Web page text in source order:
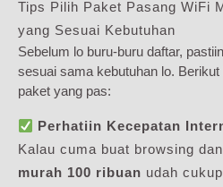
Tips Pilih Paket Pasang WiFi
yang Sesuai Kebutuhan
Sebelum lo buru-buru daftar,
sesuai sama kebutuhan lo.
paket yang pas:
Perhatiin Kecepatan
Kalau cuma buat browsing
murah 100 ribuan udah